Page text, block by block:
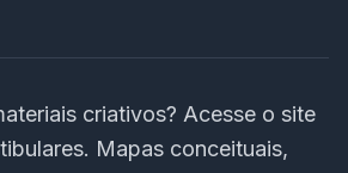
criativos? Acesse o site
Mapas conceituais,